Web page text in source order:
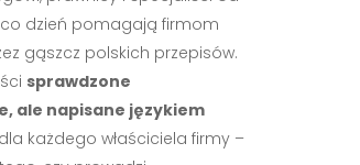
co dzień pomagają firmom
gąszcz polskich przepisów.
sprawdzone
ale napisane językiem
każdego właściciela firmy –